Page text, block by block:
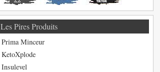
Les Pires Produits
Prima Minceur
KetoXplode
Insulevel